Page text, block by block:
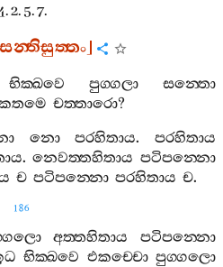
2. 5. 7.
]
භික‍්ඛවෙ පුග‍්ගලා
සන‍්තො
චත‍්තාරො?
නො පරහිතාය. පරහිතාය
.නෙවත‍්තහිතාය පටිපන‍්නො
ච පටිපන‍්නො පරහිතාය ච.
186
අත‍්තහිතාය
පටිපන‍්නො
භික‍්ඛවෙ එකච‍්චො පුග‍්ගලො